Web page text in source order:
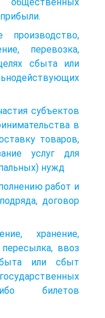
производство,
перевозка,
сбыта или
субъектов
в
товаров,
услуг для
нужд
работ и
договор
хранение,
пересылка, ввоз
или сбыт
билетов